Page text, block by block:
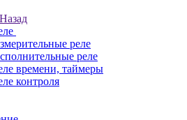
Назад
реле
реле
времени, таймеры
контроля